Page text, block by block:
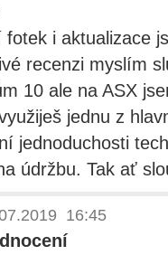
fotek i aktualizace
recenzi myslím
10 ale na ASX
jednu z
jednoduchosti
údržbu. Tak ať
16:45